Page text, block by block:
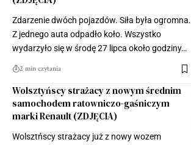
Zdarzenie dwóch pojazdów. Siła była ogromna.
Z jednego auta odpadło koło. Wszystko
wydarzyło się w środę 27 lipca około godziny…
2 min czytania
Wolsztyńscy strażacy z nowym średnim
samochodem ratowniczo-gaśniczym
marki Renault (ZDJĘCIA)
Wolsztńscy strażacy już z nowy wozem